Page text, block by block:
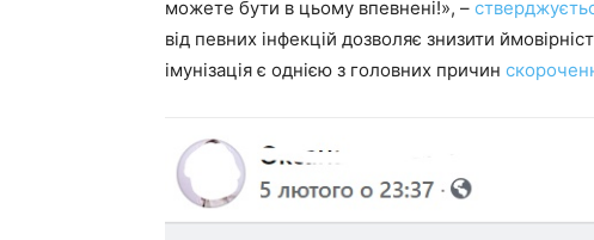
можете бути в цьому впевнені!», –
від певних інфекцій дозволяє знизити
імунізація є однією з головних причин